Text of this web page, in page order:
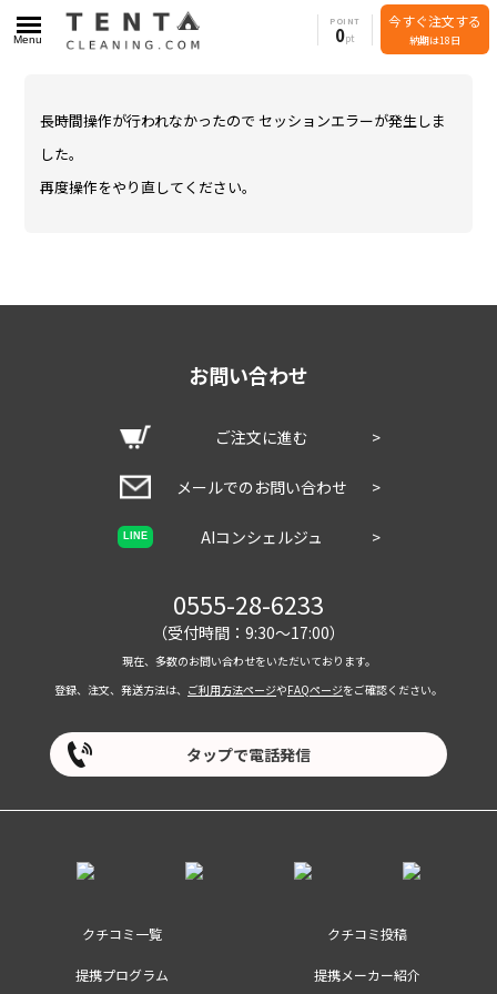
POINT
0
今すぐ注文する
納期は18日
Menu
長時間操作が行われなかったので セッションエラーが発生しま
した。
再度操作をやり直してください。
お問い合わせ
ご注文に進む >
メールでのお問い合わせ >
LINE AIコンシェルジュ >
0555-28-6233
（受付時間：9:30～17:00）
現在、多数のお問い合わせをいただいております。
登録、注文、発送方法は、 ご利用方法ページやFAQページをご確認ください。
タップで電話発信
クチコミ一覧 クチコミ投稿
提携プログラム 提携メーカー紹介